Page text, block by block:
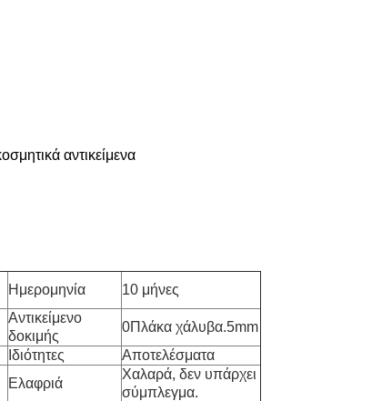
αντικείμενα
Ημερομηνία 10 μήνες
Αντικείμενο
δοκιμής
0Πλάκα χάλυβα.5mm
Ιδιότητες
Αποτελέσματα
Ελαφριά
Χαλαρά, δεν υπάρχει
σύμπλεγμα.